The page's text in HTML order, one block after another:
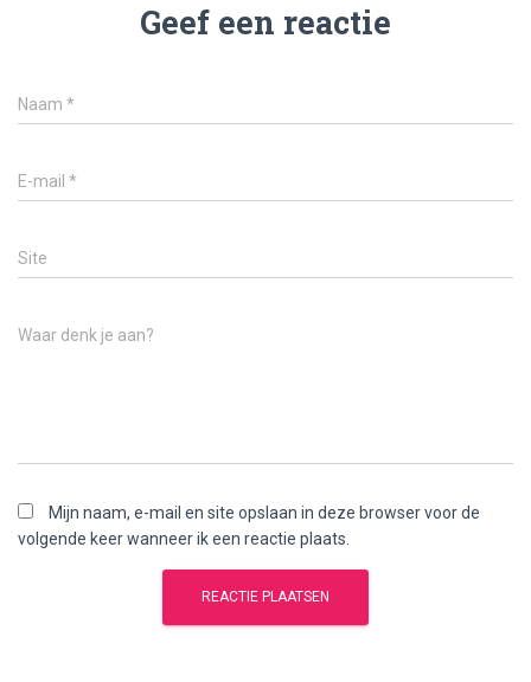
Geef een reactie
Naam *
E-mail *
Site
Waar denk je aan?
Mijn naam, e-mail en site opslaan in deze browser voor de
volgende keer wanneer ik een reactie plaats.